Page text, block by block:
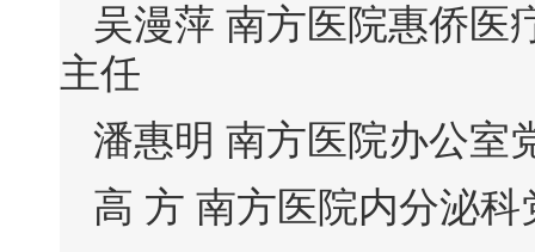
吴漫萍 南方医院惠侨医
主任
潘惠明 南方医院办公室
高 方 南方医院内分泌科